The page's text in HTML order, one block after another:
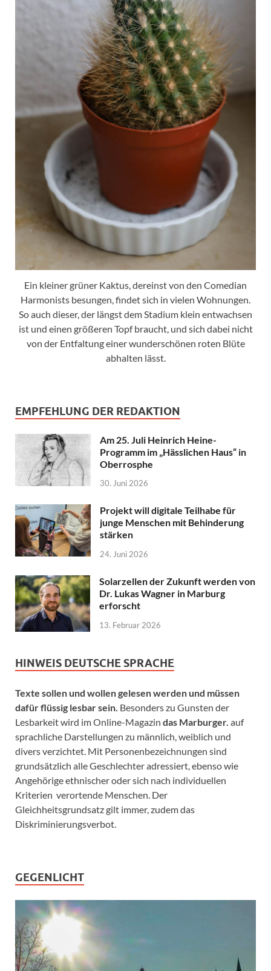
Ein kleiner grüner Kaktus, dereinst von den Comedian
Harmonists besungen, findet sich in vielen Wohnungen.
So auch dieser, der längst dem Stadium klein entwachsen
ist und einen größeren Topf braucht, und sich dabei nicht
von der Entfaltung einer wunderschönen roten Blüte
abhalten lässt.
EMPFEHLUNG DER REDAKTION
Am 25. Juli Heinrich Heine-
Programm im „Hässlichen Haus“ in
Oberrosphe
30. Juni 2026
Projekt will digitale Teilhabe für
junge Menschen mit Behinderung
stärken
24. Juni 2026
Solarzellen der Zukunft werden von
Dr. Lukas Wagner in Marburg
erforscht
13. Februar 2026
HINWEIS DEUTSCHE SPRACHE
Texte sollen und wollen gelesen werden und müssen
dafür flüssig lesbar sein. Besonders zu Gunsten der
Lesbarkeit wird im Online-Magazin das Marburger. auf
sprachliche Darstellungen zu männlich, weiblich und
divers verzichtet. Mit Personenbezeichnungen sind
grundsätzlich alle Geschlechter adressiert, ebenso wie
Angehörige ethnischer oder sich nach individuellen
Kriterien verortende Menschen. Der
Gleichheitsgrundsatz gilt immer, zudem das
Diskriminierungsverbot.
GEGENLICHT